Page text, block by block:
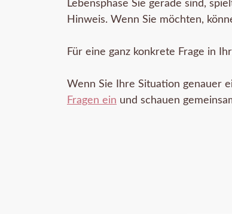
Lebensphase Sie gerade sind,
Hinweis. Wenn Sie möchten,
Für eine ganz konkrete Frage in
Wenn Sie Ihre Situation genauer
Fragen ein und schauen